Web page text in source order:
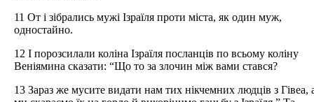
11 От і зібрались мужі Ізраїля проти міста, як один муж,
одностайно.
12 І порозсилали коліна Ізраїля посланців по всьому коліну
Веніямина сказати: “Що то за злочин між вами стався?
13 Зараз же мусите видати нам тих нікчемних людців з Гівеа,